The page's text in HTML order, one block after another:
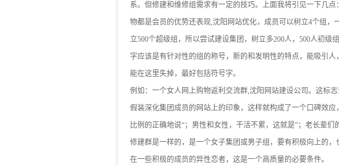
系。但修建和维修组需求有一定的技巧。上面我将引见一下几
物都是会员的优势还表现,沈阳网站优化，成员可以树立4个组，
立500个超级组，所以尝试建设集团，树立多200人，500人初级
字应该是有针对性的组的称号，新的和发明性的特点，能吸引
能在这里失掉，最好包括符号字。
例如：一个女人网上购物返利交流群,沈阳网站建设公司。这标
假装深化集团成员的网站上的印象，这样就构成了一个口碑效
比例的正确地说“；男性和女性，干活不累，这就是”；老长辈
修建群是一样的，是一个女子集团或男子组，要有积极向上的
在一些积极的成员的异性恋者，这是一个高质量的必要条件。